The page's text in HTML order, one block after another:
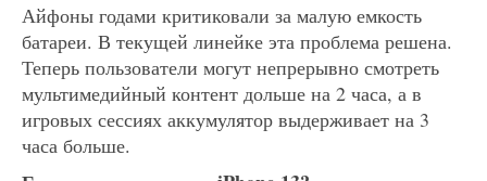
Айфоны годами критиковали за малую емкость
батареи. В текущей линейке эта проблема решена.
Теперь пользователи могут непрерывно смотреть
мультимедийный контент дольше на 2 часа, а в
игровых сессиях аккумулятор выдерживает на 3
часа больше.